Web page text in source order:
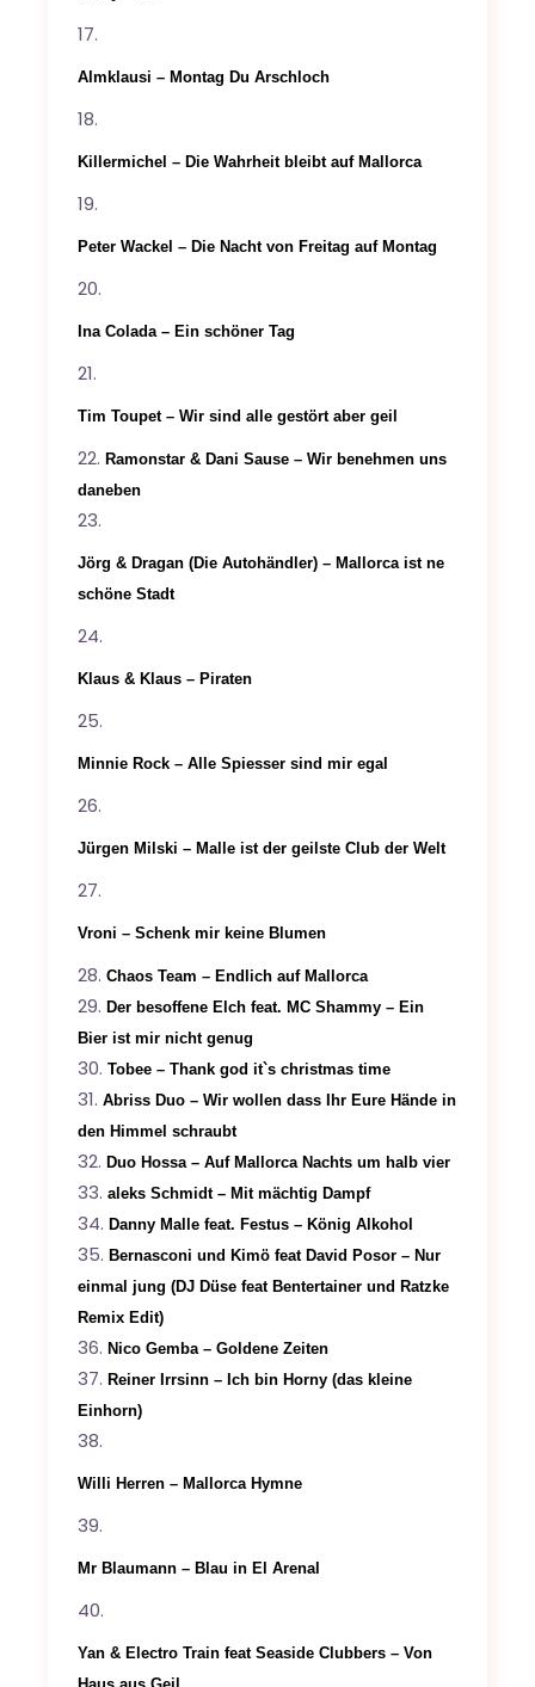
Almklausi – Montag Du Arschloch
Killermichel – Die Wahrheit bleibt auf Mallorca
Peter Wackel – Die Nacht von Freitag auf Montag
Ina Colada – Ein schöner Tag
Tim Toupet – Wir sind alle gestört aber geil
Ramonstar & Dani Sause– Wir benehmen uns
daneben
Jörg & Dragan (Die Autohändler) – Mallorca ist ne
schöne Stadt
Klaus & Klaus – Piraten
Minnie Rock – Alle Spiesser sind mir egal
Jürgen Milski – Malle ist der geilste Club der Welt
Vroni – Schenk mir keine Blumen
Chaos Team – Endlich auf Mallorca
Der besoffene Elch feat. MC Shammy – Ein
Bier ist mir nicht genug
Tobee – Thank god it`s christmas time
Abriss Duo – Wir wollen dass Ihr Eure Hände in
den Himmel schraubt
Duo Hossa – Auf Mallorca Nachts um halb vier
aleks Schmidt – Mit mächtig Dampf
Danny Malle feat. Festus – König Alkohol
Bernasconi und Kimö feat David Posor – Nur
einmal jung (DJ Düse feat Bentertainer und Ratzke
Remix Edit)
Nico Gemba – Goldene Zeiten
Reiner Irrsinn – Ich bin Horny (das kleine
Einhorn)
Willi Herren – Mallorca Hymne
Mr Blaumann – Blau in El Arenal
Yan & Electro Train feat Seaside Clubbers – Von